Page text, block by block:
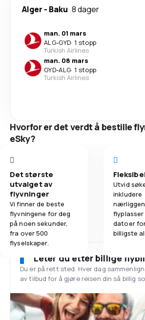
Alger - Baku 8 dager
man. 01 mars
ALG-GYD· 1 stopp
Turkish Airlines
man. 08 mars
GYD-ALG· 1 stopp
Turkish Airlines
Hvorfor er det verdt å bestille
eSky?
Det største
utvalget av
flyvninger
Vi finner de beste
flyvningene for deg
på noen sekunder,
fra over 500
flyselskaper.
Utvid
inkludere
datoer
billigste
Leter du etter billige
Du er på rett sted. Hver dag
av tilbud for å gjøre reisen din så billig